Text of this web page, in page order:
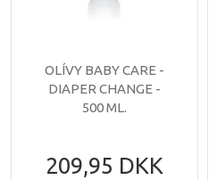
OLÍVY BABY CARE -
DIAPER CHANGE -
500 ML.
209,95 DKK